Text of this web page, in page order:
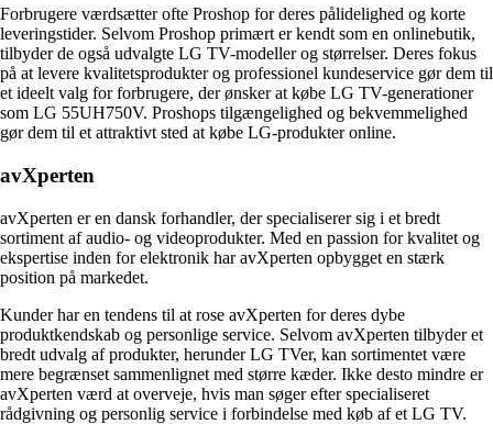
Forbrugere værdsætter ofte Proshop for deres pålidelighed og korte
leveringstider. Selvom Proshop primært er kendt som en onlinebutik,
tilbyder de også udvalgte LG TV-modeller og størrelser. Deres fokus
på at levere kvalitetsprodukter og professionel kundeservice gør dem til
et ideelt valg for forbrugere, der ønsker at købe LG TV-generationer
som LG 55UH750V. Proshops tilgængelighed og bekvemmelighed
gør dem til et attraktivt sted at købe LG-produkter online.
avXperten
avXperten er en dansk forhandler, der specialiserer sig i et bredt
sortiment af audio- og videoprodukter. Med en passion for kvalitet og
ekspertise inden for elektronik har avXperten opbygget en stærk
position på markedet.
Kunder har en tendens til at rose avXperten for deres dybe
produktkendskab og personlige service. Selvom avXperten tilbyder et
bredt udvalg af produkter, herunder LG TVer, kan sortimentet være
mere begrænset sammenlignet med større kæder. Ikke desto mindre er
avXperten værd at overveje, hvis man søger efter specialiseret
rådgivning og personlig service i forbindelse med køb af et LG TV.